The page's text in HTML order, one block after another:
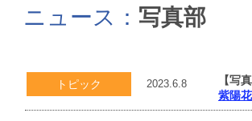
ごあいさつ 教育理念・生徒
年間行事 進路指導
バスケットボール部（男子）
柔道部（男子）
ソフトボール部（女子）
部活動方針
ニュース： 写真部
トピック 2023.6.8
【写
紫陽